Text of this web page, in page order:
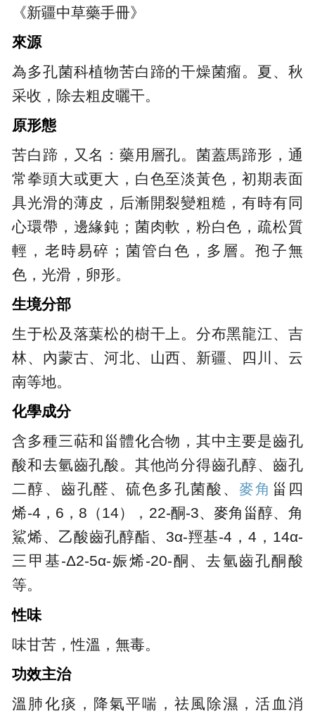
《新疆中草藥手冊》
來源
為多孔菌科植物苦白蹄的干燥菌瘤。夏、秋
采收，除去粗皮曬干。
原形態
苦白蹄，又名：藥用層孔。菌蓋馬蹄形，通
常拳頭大或更大，白色至淡黃色，初期表面
具光滑的薄皮，后漸開裂變粗糙，有時有同
心環帶，邊緣鈍；菌肉軟，粉白色，疏松質
輕，老時易碎；菌管白色，多層。孢子無
色，光滑，卵形。
生境分部
生于松及落葉松的樹干上。分布黑龍江、吉
林、內蒙古、河北、山西、新疆、四川、云
南等地。
化學成分
含多種三萜和甾體化合物，其中主要是齒孔
酸和去氫齒孔酸。其他尚分得齒孔醇、齒孔
二醇、齒孔醛、硫色多孔菌酸、 麥角 甾四
烯-4，6，8（14），22-酮-3、麥角甾醇、角
鯊烯、乙酸齒孔醇酯、3α-羥基-4，4，14α-
三甲基-Δ2-5α-娠烯-20-酮、去氫齒孔酮酸
等。
性味
味甘苦，性溫，無毒。
功效主治
溫肺化痰，降氣平喘，祛風除濕，活血消